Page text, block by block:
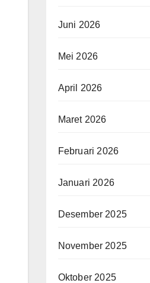
Juni 2026
Mei 2026
April 2026
Maret 2026
Februari 2026
Januari 2026
Desember 2025
November 2025
Oktober 2025